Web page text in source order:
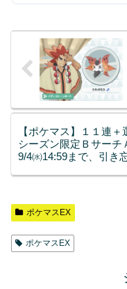
【ポケマス】１１連
シーズン限定Ｂサーチ
9/4㈬14:59まで、引き
ポケマスEX
ポケマスEX